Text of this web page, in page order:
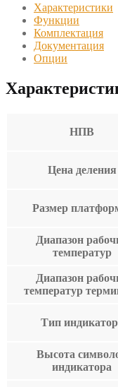
Характеристики
Функции
Комплектация
Документация
Опции
НПВ
Цена деления
Размер
Диапазон
температур
Диапазон
температур
Тип
Высота
индикатора